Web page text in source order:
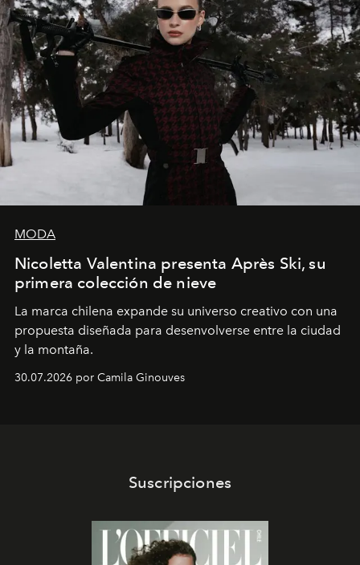
MODA
Nicoletta Valentina presenta Après Ski, su
primera colección de nieve
La marca chilena expande su universo creativo con una
propuesta diseñada para desenvolverse entre la ciudad
y la montaña.
30.07.2026 por Camila Ginouves
Suscripciones